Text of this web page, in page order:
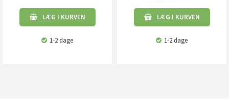
LÆG I KURVEN
1-2 dage
LÆG I KURVEN
1-2 dage